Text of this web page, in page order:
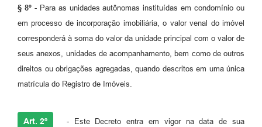
§ 8º- Para as unidades autônomas instituídas em condomínio ou
em processo de incorporação imobiliária, o valor venal do imóvel
corresponderá à soma do valor da unidade principal com o valor de
seus anexos, unidades de acompanhamento, bem como de outros
direitos ou obrigações agregadas, quando descritos em uma única
matrícula do Registro de Imóveis.
Art. 2º - Este Decreto entra em vigor na data de sua